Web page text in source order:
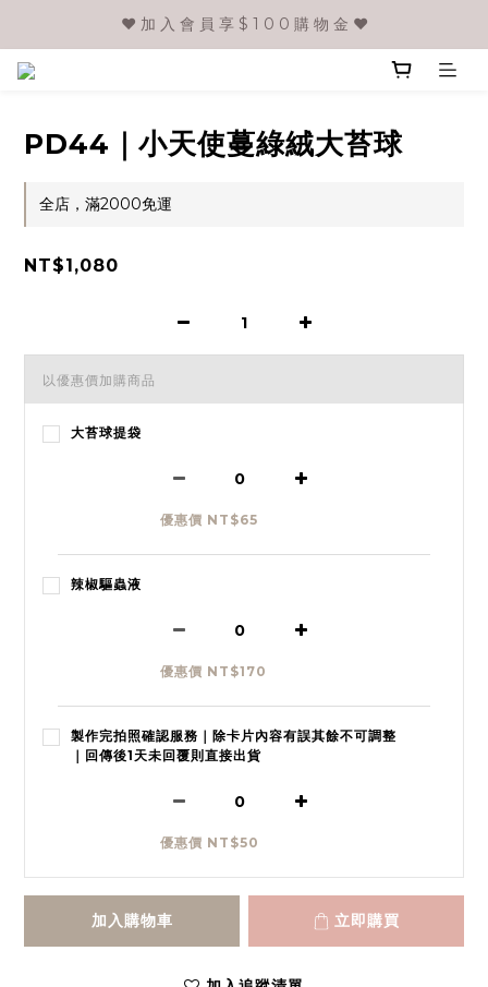
❤️ 加 入 會 員 享 $ 1 0 0 購 物 金 ❤️
PD44｜小天使蔓綠絨大苔球
全店，滿2000免運
NT$1,080
以優惠價加購商品
大苔球提袋
優惠價 NT$65
辣椒驅蟲液
優惠價 NT$170
製作完拍照確認服務｜除卡片內容有誤其餘不可調整
｜回傳後1天未回覆則直接出貨
優惠價 NT$50
加入購物車 立即購買